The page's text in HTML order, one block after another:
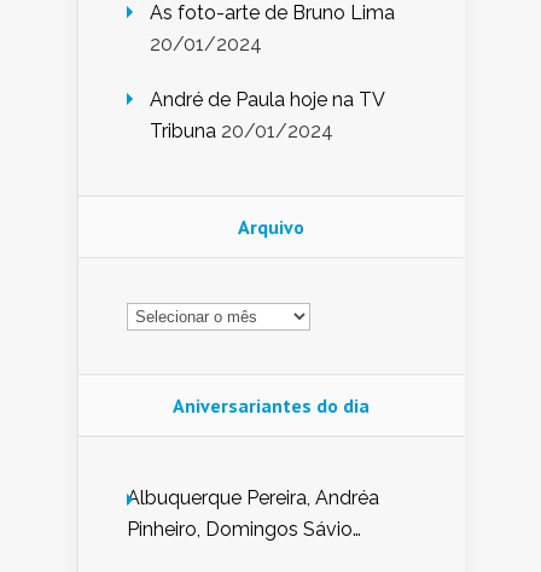
As foto-arte de Bruno Lima
20/01/2024
André de Paula hoje na TV
Tribuna 20/01/2024
Arquivo
Arquivo
Aniversariantes do dia
Albuquerque Pereira, Andréa
Pinheiro, Domingos Sávio